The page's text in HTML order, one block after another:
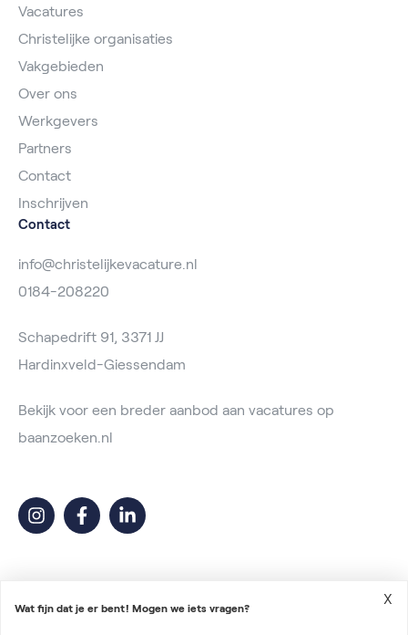
Vacatures
Christelijke organisaties
Vakgebieden
Over ons
Werkgevers
Partners
Contact
Inschrijven
Contact
info@christelijkevacature.nl
0184-208220
Schapedrift 91, 3371 JJ
Hardinxveld-Giessendam
Bekijk voor een breder aanbod aan vacatures op
baanzoeken.nl
Wat fijn dat je er bent! Mogen we iets vragen?
X